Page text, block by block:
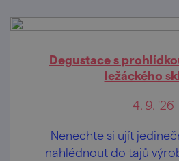
Degustace s
ležáckého
4. 9. '26
Nenechte si ujít
nahlédnout do tajů